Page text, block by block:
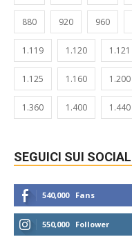
880 920 960
1.119 1.120 1.121
1.125 1.160 1.200
1.360 1.400 1.440
SEGUICI SUI SOCIAL
540,000 Fans
550,000 Follower